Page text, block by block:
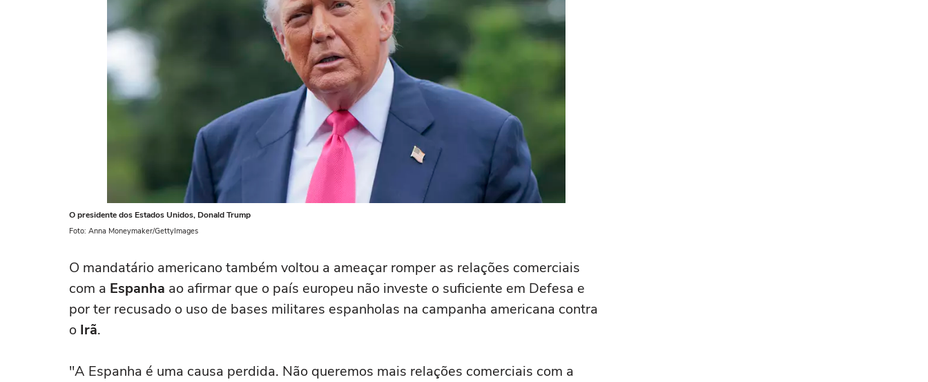
O presidente dos Estados Unidos, Donald Trump
Foto: Anna Moneymaker/GettyImages
O mandatário americano também voltou a ameaçar romper as relações comerciais
com a Espanha ao afirmar que o país europeu não investe o suficiente em Defesa e
por ter recusado o uso de bases militares espanholas na campanha americana contra
o Irã.
"A Espanha é uma causa perdida. Não queremos mais relações comerciais com a